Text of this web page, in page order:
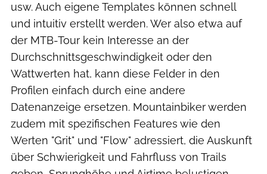
usw. Auch eigene Templates können schnell
und intuitiv erstellt werden. Wer also etwa auf
der MTB-Tour kein Interesse an der
Durchschnittsgeschwindigkeit oder den
Wattwerten hat, kann diese Felder in den
Profilen einfach durch eine andere
Datenanzeige ersetzen. Mountainbiker werden
zudem mit spezifischen Features wie den
Werten "Grit" und "Flow" adressiert, die Auskunft
über Schwierigkeit und Fahrfluss von Trails